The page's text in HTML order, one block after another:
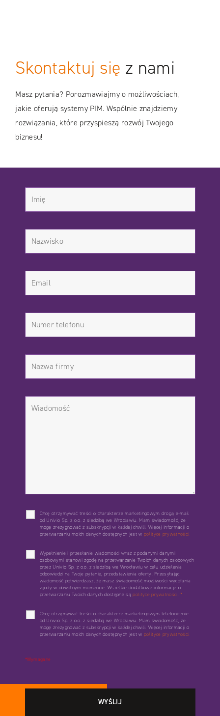
Skontaktuj się z nami
Masz pytania? Porozmawiajmy o możliwościach,
jakie oferują systemy PIM. Wspólnie znajdziemy
rozwiązania, które przyspieszą rozwój Twojego
biznesu!
Chcę otrzymywać treści o charakterze marketingowym drogą e-mail
od Univio Sp. z o.o. z siedzibą we Wrocławiu. Mam świadomość, że
mogę zrezygnować z subskrypcji w każdej chwili. Więcej informacji o
przetwarzaniu moich danych dostępnych jest w polityce prywatności.
Wypełnienie i przesłanie wiadomości wraz z podanymi danymi
osobowymi stanowi zgodę na przetwarzanie Twoich danych osobowych
przez Univio Sp. z o.o. z siedzibą we Wrocławiu w celu udzielenia
odpowiedzi na Twoje pytanie, przedstawienia oferty. Przesyłając
wiadomość potwierdzasz, że masz świadomość możliwości wycofania
zgody w dowolnym momencie. Wszelkie dodatkowe informacje o
przetwarzaniu Twoich danych dostępne sąpolityce prywatności. *
Chcę otrzymywać treści o charakterze marketingowym telefonicznie
od Univio Sp. z o.o. z siedzibą we Wrocławiu. Mam świadomość, że
mogę zrezygnować z subskrypcji w każdej chwili. Więcej informacji o
przetwarzaniu moich danych dostępnych jest w polityce prywatności.
*Wymagane